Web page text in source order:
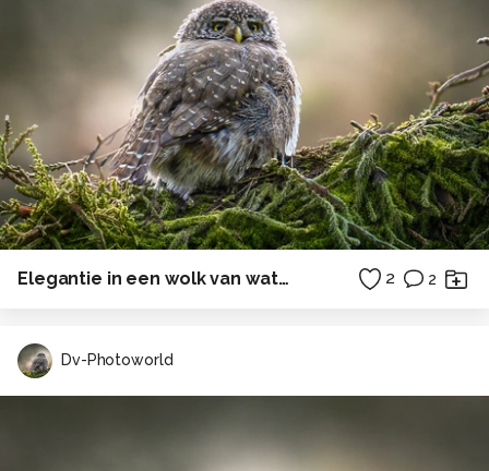
Elegantie in een wolk van waterdruppels 2 2
Dv-Photoworld